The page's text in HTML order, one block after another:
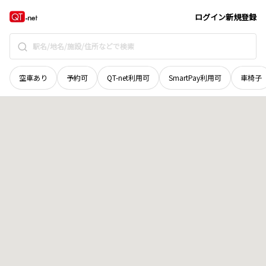
ログイン新規登録
空車あり 予約可 QT-net利用可 SmartPay利用可 車椅子
和歌山県